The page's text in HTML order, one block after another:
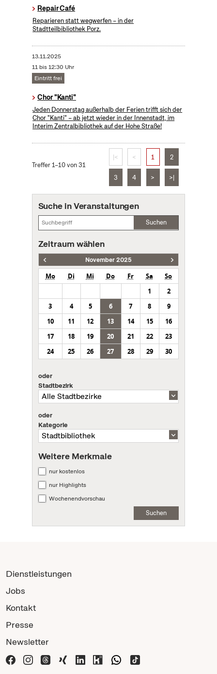
Repair Café
Reparieren statt wegwerfen – in der
Stadtteilbibliothek Porz.
13.11.2025
11 bis 12:30 Uhr
Eintritt frei
Chor "Kanti"
Jeden Donnerstag außerhalb der Ferien trifft sich der
Chor "Kanti" – ab jetzt wieder in der Innenstadt, im
Interim Zentralbibliothek auf der Hohe Straße!
Treffer 1–10 von 31
|< < 1 2
3 4 > >|
Suche in Veranstaltungen
Suchen
Zeitraum wählen
November 2025
Mo Di Mi Do Fr Sa
So
1
2
3
4 5 6 7 8
9
10
11 12 13 14 15
16
17
18 19 20 21 22
23
24
25 26 27 28 29 30
oder
Stadtbezirk
oder
Kategorie
Weitere Merkmale
nur kostenlos
nur Highlights
Wochenendvorschau
Suchen
Dienstleistungen
Jobs
Kontakt
Presse
Newsletter